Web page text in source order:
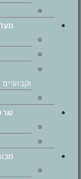
וקבועיים